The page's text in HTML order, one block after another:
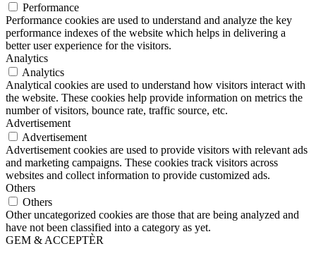
Performance
Performance cookies are used to understand and analyze the key
performance indexes of the website which helps in delivering a
better user experience for the visitors.
Analytics
Analytics
Analytical cookies are used to understand how visitors interact with
the website. These cookies help provide information on metrics the
number of visitors, bounce rate, traffic source, etc.
Advertisement
Advertisement
Advertisement cookies are used to provide visitors with relevant ads
and marketing campaigns. These cookies track visitors across
websites and collect information to provide customized ads.
Others
Others
Other uncategorized cookies are those that are being analyzed and
have not been classified into a category as yet.
GEM & ACCEPTÈR